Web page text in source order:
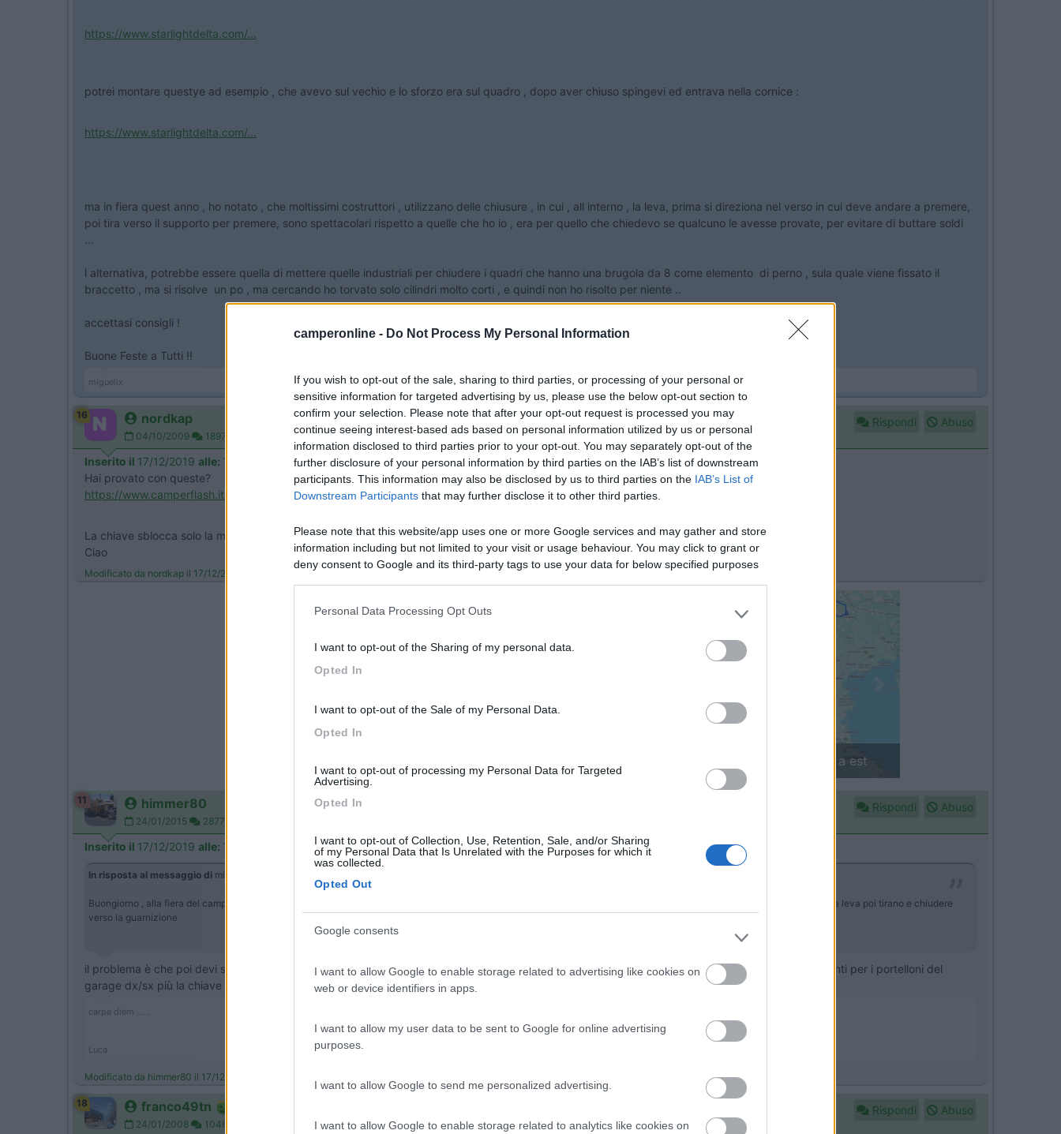
camperonline - Do Not Process My Personal Information
If you wish to opt-out of the sale, sharing to third parties, or processing of your personal or
sensitive information for targeted advertising by us, please use the below opt-out section to
confirm your selection. Please note that after your opt-out request is processed you may
continue seeing interest-based ads based on personal information utilized by us or personal
information disclosed to third parties prior to your opt-out. You may separately opt-out of the
further disclosure of your personal information by third parties on the IAB’s list of downstream
participants. This information may also be disclosed by us to third parties on the IAB’s List of
Downstream Participants that may further disclose it to other third parties.
Please note that this website/app uses one or more Google services and may gather and store
information including but not limited to your visit or usage behaviour. You may click to grant or
deny consent to Google and its third-party tags to use your data for below specified purposes
Personal Data Processing Opt Outs
I want to opt-out of the Sharing of my personal data.
Opted In
I want to opt-out of the Sale of my Personal Data.
Opted In
I want to opt-out of processing my Personal Data for Targeted
Advertising.
Opted In
I want to opt-out of Collection, Use, Retention, Sale, and/or Sharing
of my Personal Data that Is Unrelated with the Purposes for which it
was collected.
Opted Out
Google consents
I want to allow Google to enable storage related to advertising like cookies on
web or device identifiers in apps.
I want to allow my user data to be sent to Google for online advertising
purposes.
I want to allow Google to send me personalized advertising.
I want to allow Google to enable storage related to analytics like cookies on
https://www.starlightdelta.com/...
potrei montare questye ad esempio , che avevo sul vechio e lo sforzo era sul quadro , dopo aver chiuso spingevi ed entrava nella cornice :
https://www.starlightdelta.com/...
ma in fiera quest anno , ho notato , che moltissimi costruttori , utilizzano delle chiusure , in cui , all interno , la leva, prima si direziona nel verso in cui deve andare a premere,
poi tira verso il supporto per premere, sono spettacolari rispetto a quelle che ho io , era per quello che chiedevo se qualcuno le avesse provate, per evitare di buttare soldi
l alternativa, potrebbe essere quella di mettere quelle industriali per chiudere i quadri che hanno una brugola da 8 come elemento di perno , sula quale viene fissato il
braccetto , ma si risolve un po , ma cercando ho torvato solo cilindri molto corti , e quindi non ho risolto per niente ..
accettasi consigli !
Buone Feste a Tutti !!
miguelix
16 nordkap
04/10/2009 1897
Rispondi Abuso
Inserito il 17/12/2019 alle: 14:29:14
Hai provato con queste?
https://www.camperflash.it/it/h...
La chiave sblocca solo la maniglia che fuoriesce e ruoti con le mani e poi spingi per chiudere.
Ciao
Modificato da nordkap il 17/12/2019 alle 14:32:54
Finlandia in camper: il piccolo sentiero
11 himmer80
24/01/2015 2877
Rispondi Abuso
Inserito il 17/12/2019 alle: 17:32:24
In risposta al messaggio di miguelcnc68
Buongiorno , alla fiera del camper ho visto che piu o meno tutti i marchi utilizzano delle chiusure per i portelli molto furbe , almeno secondo me , in quanto prima orientano la leva poi tirano e chiudere
verso la guarnizione
il problema è che poi devi sostituire tutte le serrature porte gavoni esterni per aprirli tutti con la stessa chiave .altrimenti ti ritrovi due chiavi differenti per i portelloni del
garage dx/sx più la chiave di tutti gli altri e si rischia di fare confusione
carpe diem ......
Luca
Modificato da himmer80 il 17/12/2019 alle 17:33:32
18 franco49tn
24/01/2008 10466
Rispondi Abuso